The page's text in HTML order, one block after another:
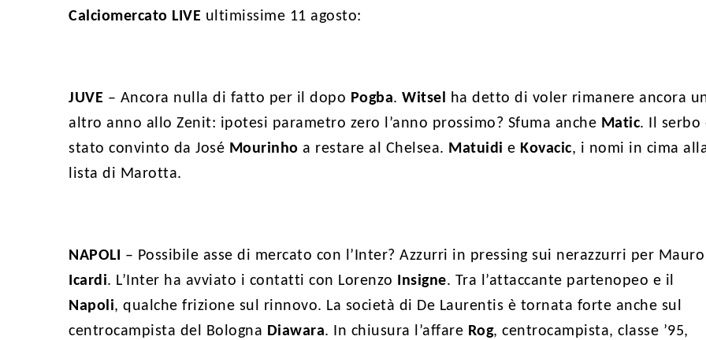
Calciomercato LIVE ultimissime 11 agosto:
JUVE – Ancora nulla di fatto per il dopo Pogba. Witsel
ha detto di voler rimanere ancora
altro anno allo Zenit: ipotesi parametro zero l’anno prossimo? Sfuma anche Matic. Il serbo
stato convinto da José Mourinho a restare al Chelsea. Matuidi e Kovacic, i nomi in cima
lista di Marotta.
NAPOLI – Possibile asse di mercato con l’Inter? Azzurri in pressing sui nerazzurri per Mauro
Icardi. L’Inter ha avviato i contatti con Lorenzo Insigne. Tra l’attaccante partenopeo e il
Napoli, qualche frizione sul rinnovo. La società di De Laurentis è tornata forte anche sul
centrocampista del Bologna Diawara. In chiusura l’affare Rog, centrocampista, classe ’95,